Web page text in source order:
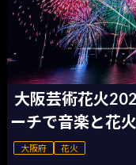
大阪芸術花火
ーチで音楽と花
大阪府 花火